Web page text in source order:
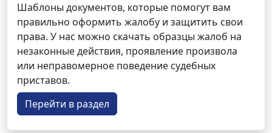
Шаблоны документов, которые помогут вам
правильно оформить жалобу и защитить свои
права. У нас можно скачать образцы жалоб на
незаконные действия, проявление произвола
или неправомерное поведение судебных
приставов.
Перейти в раздел